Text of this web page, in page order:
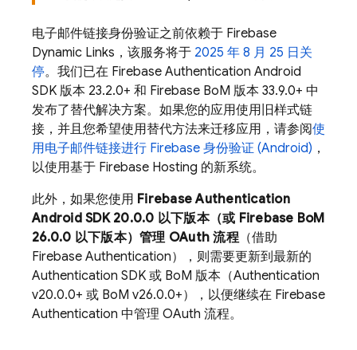
电子邮件链接身份验证之前依赖于 Firebase
Dynamic Links ，该服务将于 2025 年 8 月 25 日关
停。我们已在 Firebase Authentication Android
SDK 版本 23.2.0+ 和 Firebase BoM 版本 33.9.0+ 中
发布了替代解决方案。如果您的应用使用旧样式链
接，并且您希望使用替代方法来迁移应用，请参阅使
用电子邮件链接进行 Firebase 身份验证 (Android) ，
以使用基于 Firebase Hosting 的新系统。
此外，如果您使用 Firebase Authentication
Android SDK 20.0.0 以下版本（或 Firebase BoM
26.0.0 以下版本）管理 OAuth 流程（借助
Firebase Authentication），则需要更新到最新的
Authentication SDK 或 BoM 版本（Authentication
v20.0.0+ 或 BoM v26.0.0+），以便继续在 Firebase
Authentication 中管理 OAuth 流程。